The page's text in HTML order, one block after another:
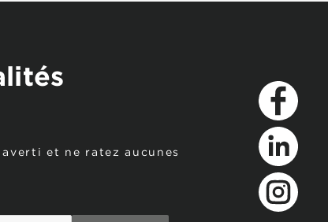
et ne ratez aucunes
Facebook
LinkedIn
Instagram